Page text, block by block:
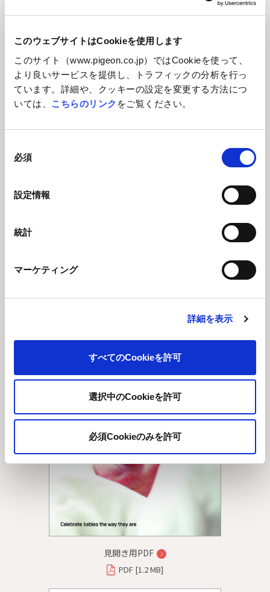
このウェブサイトはCookieを使用します
このサイト（www.pigeon.co.jp）ではCookieを使って、
より良いサービスを提供し、トラフィックの分析を行っ
ています。詳細や、クッキーの設定を変更する方法につ
いては、 こちらのリンク をご覧ください。
必須
設定情報
統計
マーケティング
詳細を表示
すべてのCookieを許可
選択中のCookieを許可
必須Cookieのみを許可
バックナンバー
2019年12月期
見開き用PDF
PDF [1.2 MB]